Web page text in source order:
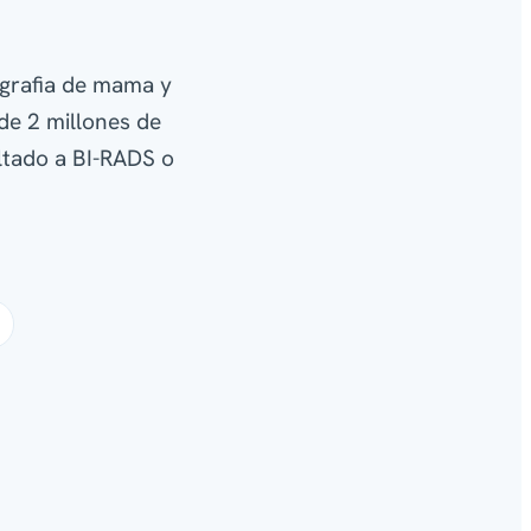
de mama y
2 millones de
a BI-RADS o